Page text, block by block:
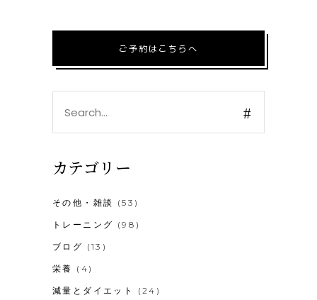
ご予約はこちらへ
for:
カテゴリー
その他・雑談 (53)
トレーニング (98)
ブログ (13)
栄養 (4)
減量とダイエット (24)